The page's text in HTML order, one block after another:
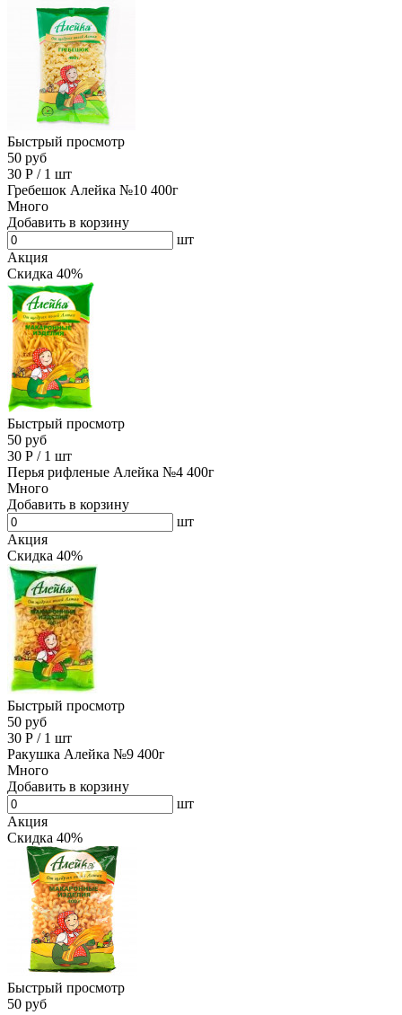
Быстрый просмотр
50 руб
30 Р / 1 шт
Гребешок Алейка №10 400г
Много
Добавить в корзину
шт
Акция
Скидка 40%
Быстрый просмотр
50 руб
30 Р / 1 шт
Перья рифленые Алейка №4 400г
Много
Добавить в корзину
шт
Акция
Скидка 40%
Быстрый просмотр
50 руб
30 Р / 1 шт
Ракушка Алейка №9 400г
Много
Добавить в корзину
шт
Акция
Скидка 40%
Быстрый просмотр
50 руб